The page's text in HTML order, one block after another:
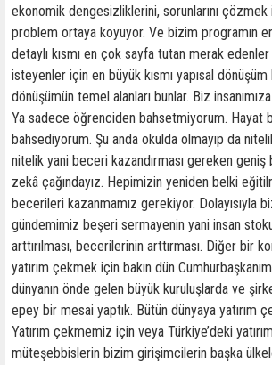
ekonomik dengesizliklerini, sorunlarını
problem ortaya koyuyor. Ve bizim programın
detaylı kısmı en çok sayfa tutan merak
isteyenler için en büyük kısmı yapısal dönüşüm
dönüşümün temel alanları bunlar. Biz
Ya sadece öğrenciden bahsetmiyorum. Hayat
bahsediyorum. Şu anda okulda olmayıp da
nitelik yani beceri kazandırması gereken geniş
zekâ çağındayız. Hepimizin yeniden belki
becerileri kazanmamız gerekiyor. Dolayısıyla
gündemimiz beşeri sermayenin yani insan
arttırılması, becerilerinin arttırması. Diğer bir
yatırım çekmek için bakın dün
dünyanın önde gelen büyük kuruluşlarda ve
epey bir mesai yaptık. Bütün dünyaya yatırım
Yatırım çekmemiz için veya Türkiye’deki
müteşebbislerin bizim girişimcilerin başka